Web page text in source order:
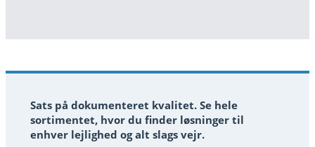
Sats på dokumenteret kvalitet. Se hele
sortimentet, hvor du finder løsninger til
enhver lejlighed og alt slags vejr.